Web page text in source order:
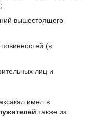
вышестоящего
(в
лиц и
имел в
также из